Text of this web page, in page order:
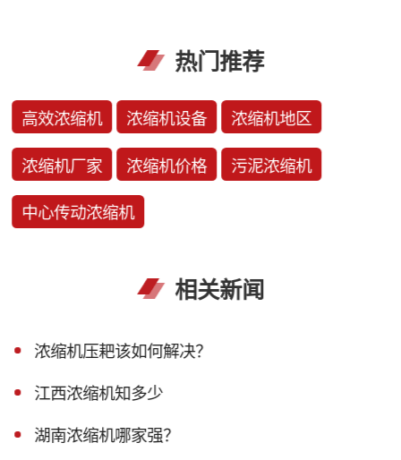
热门推荐
高效浓缩机 浓缩机设备 浓缩机地区
浓缩机厂家 浓缩机价格 污泥浓缩机
中心传动浓缩机
相关新闻
浓缩机压耙该如何解决？
江西浓缩机知多少
湖南浓缩机哪家强？